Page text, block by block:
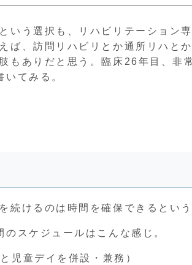
いう選択も、リハビリテーション
ば、訪問リハビリとか通所リハと
もありだと思う。臨床26年目、非
てみる。
続けるのは時間を確保できるとい
スケジュールはこんな感じ。
児童デイを併設・兼務）